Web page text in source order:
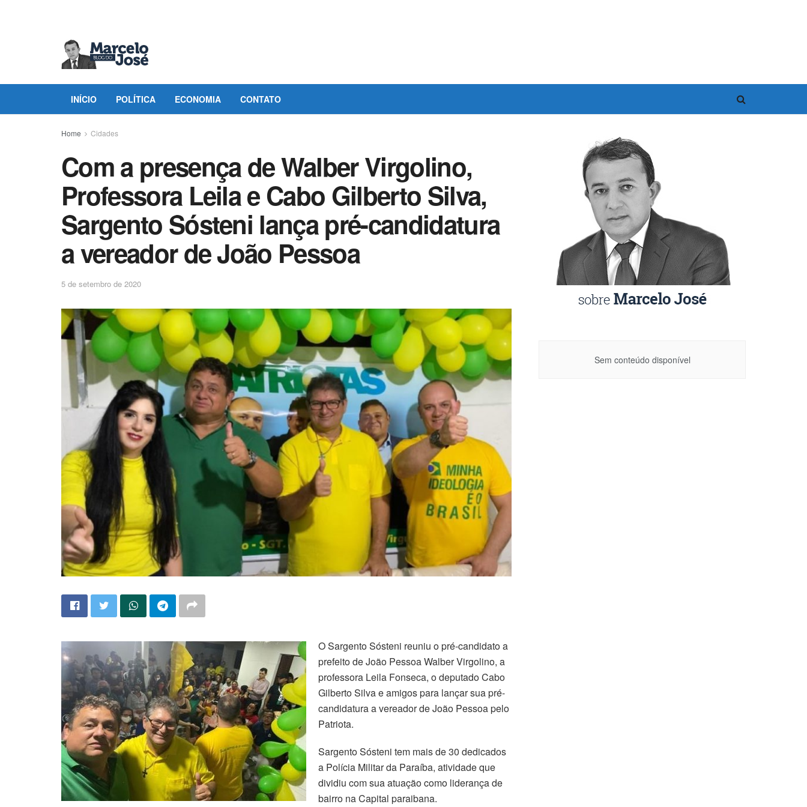
INÍCIO POLÍTICA ECONOMIA CONTATO
Home Cidades
Com a presença de Walber Virgolino,
Professora Leila e Cabo Gilberto Silva,
Sargento Sósteni lança pré-candidatura
a vereador de João Pessoa
5 de setembro de 2020
O Sargento Sósteni reuniu o pré-candidato a
prefeito de João Pessoa Walber Virgolino, a
professora Leila Fonseca, o deputado Cabo
Gilberto Silva e amigos para lançar sua pré-
candidatura a vereador de João Pessoa pelo
Patriota.
Sargento Sósteni tem mais de 30 dedicados
a Polícia Militar da Paraíba, atividade que
dividiu com sua atuação como liderança de
bairro na Capital paraibana.
Sem conteúdo disponível